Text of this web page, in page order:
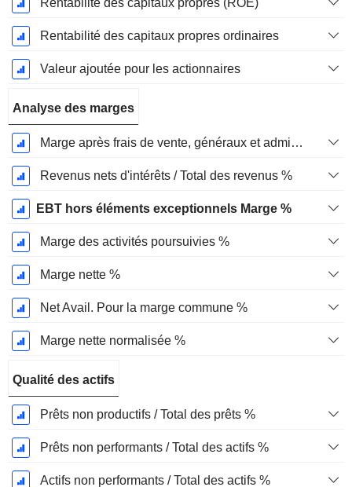
Rentabilité des capitaux propres (ROE)
Rentabilité des capitaux propres ordinaires
Valeur ajoutée pour les actionnaires
Analyse des marges
Marge après frais de vente, généraux et administratifs %
Revenus nets d'intérêts / Total des revenus %
EBT hors éléments exceptionnels Marge %
Marge des activités poursuivies %
Marge nette %
Net Avail. Pour la marge commune %
Marge nette normalisée %
Qualité des actifs
Prêts non productifs / Total des prêts %
Prêts non performants / Total des actifs %
Actifs non performants / Total des actifs %